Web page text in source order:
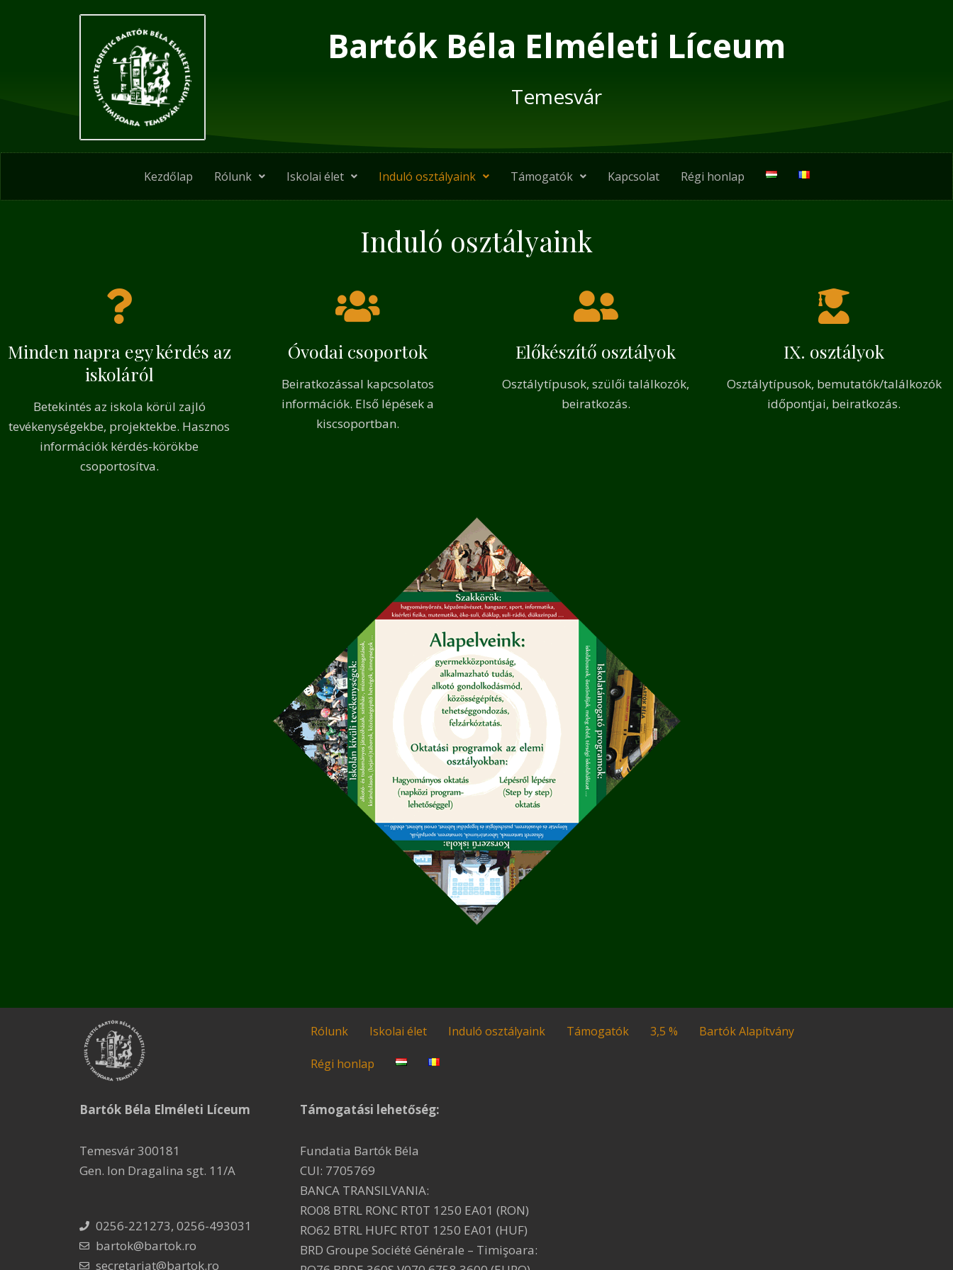
Bartók Béla Elméleti Líceum
Temesvár
Kezdőlap Rólunk Iskolai élet Induló osztályaink Támogatók Kapcsolat Régi honlap
Induló osztályaink
Minden napra egy kérdés az
iskoláról
Betekintés az iskola körül zajló
tevékenységekbe, projektekbe. Hasznos
információk kérdés-körökbe
csoportosítva.
Óvodai csoportok
Beiratkozással kapcsolatos
információk. Első lépések a
kiscsoportban.
Előkészítő osztályok
Osztálytípusok, szülői találkozók,
beiratkozás.
IX. osztályok
Osztálytípusok, bemutatók/találkozók
időpontjai, beiratkozás.
Bartók Béla Elméleti Líceum
Temesvár 300181
Gen. Ion Dragalina sgt. 11/A
0256-221273, 0256-493031
bartok@bartok.ro
secretariat@bartok.ro
Rólunk Iskolai élet Induló osztályaink Támogatók 3,5 % Bartók Alapítvány
Régi honlap
Támogatási lehetőség:
Fundatia Bartók Béla
CUI: 7705769
BANCA TRANSILVANIA:
RO08 BTRL RONC RT0T 1250 EA01 (RON)
RO62 BTRL HUFC RT0T 1250 EA01 (HUF)
BRD Groupe Société Générale – Timişoara: